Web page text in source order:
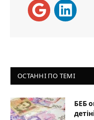
ОСТАННІ ПО ТЕМІ
БЕБ